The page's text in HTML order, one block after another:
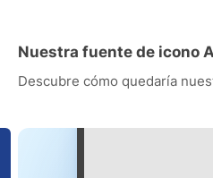
Nuestra fuente de icono
Descubre cómo quedaría